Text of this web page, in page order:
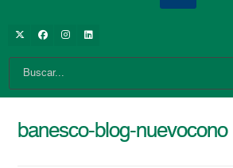
banesco-blog-nuevocono